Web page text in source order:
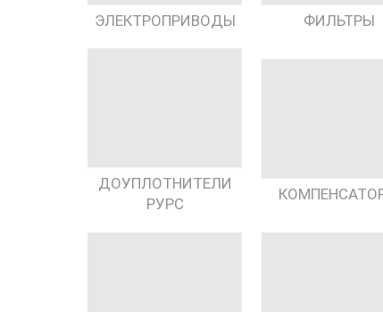
ЭЛЕКТРОПРИВОДЫ ФИЛЬТРЫ
ДОУПЛОТНИТЕЛИ
РУРС